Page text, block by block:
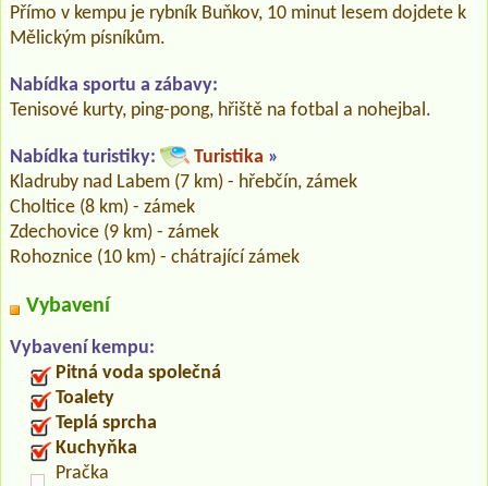
Přímo v kempu je rybník Buňkov, 10 minut lesem dojdete k
Mělickým písníkům.
Nabídka sportu a zábavy:
Tenisové kurty, ping-pong, hřiště na fotbal a nohejbal.
Nabídka turistiky: Turistika »
Kladruby nad Labem (7 km) - hřebčín, zámek
Choltice (8 km) - zámek
Zdechovice (9 km) - zámek
Rohoznice (10 km) - chátrající zámek
Vybavení
Vybavení kempu:
Pitná voda společná
Toalety
Teplá sprcha
Kuchyňka
Pračka